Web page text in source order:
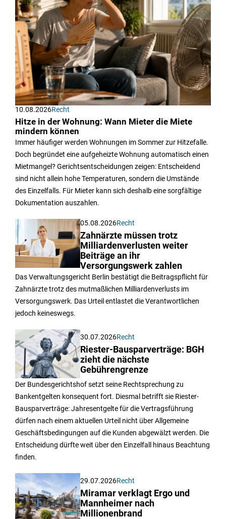
10.08.2026Recht
Hitze in der Wohnung: Wann Mieter die Miete
mindern können
Immer häufiger werden Wohnungen im Sommer zur Hitzefalle.
Doch begründet eine aufgeheizte Wohnung automatisch einen
Mietmangel? Gerichtsentscheidungen zeigen: Entscheidend
sind nicht allein hohe Temperaturen, sondern die Umstände
des Einzelfalls. Für Mieter kann sich deshalb eine sorgfältige
Dokumentation auszahlen.
05.08.2026Recht
Zahnärzte müssen trotz
Milliardenverlusten weiter
Beiträge an ihr
Versorgungswerk zahlen
Das Verwaltungsgericht Berlin bestätigt die Beitragspflicht für
Zahnärzte trotz des mutmaßlichen Milliardenverlusts im
Versorgungswerk. Das Urteil entlastet die Verantwortlichen
jedoch keineswegs.
30.07.2026Recht
Riester-Bausparverträge: BGH
zieht die nächste
Gebührengrenze
Der Bundesgerichtshof setzt seine Rechtsprechung zu
Bankentgelten konsequent fort. Diesmal betrifft sie Riester-
Bausparverträge: Jahresentgelte für die Vertragsführung
dürfen nach einem aktuellen Urteil nicht über Allgemeine
Geschäftsbedingungen auf die Kunden abgewälzt werden. Die
Entscheidung dürfte weit über den Einzelfall hinaus Beachtung
finden.
29.07.2026Recht
Miramar verklagt Ergo und
Mannheimer nach
Millionenbrand